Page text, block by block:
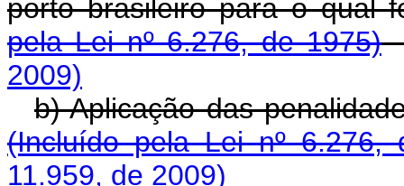
porto brasileiro para o qual
pela Lei nº 6.276, de 1975)
2009)
b) Aplicação das
(Incluído pela Lei nº 6.276,
11.959, de 2009)